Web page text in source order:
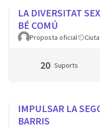
LA DIVERSITAT
BÉ COMÚ
Proposta oficial
20 Suports
IMPULSAR LA
BARRIS